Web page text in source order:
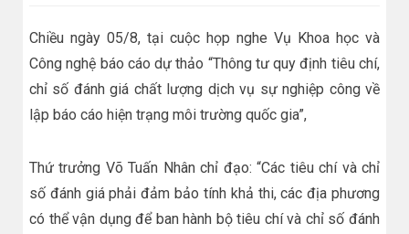
Chiều ngày 05/8, tại cuộc họp nghe Vụ Khoa học và
Công nghệ báo cáo dự thảo “Thông tư quy định tiêu chí,
chỉ số đánh giá chất lượng dịch vụ sự nghiệp công về
lập báo cáo hiện trạng môi trường quốc gia”,
Thứ trưởng Võ Tuấn Nhân chỉ đạo: “Các tiêu chí và chỉ
số đánh giá phải đảm bảo tính khả thi, các địa phương
có thể vận dụng để ban hành bộ tiêu chí và chỉ số đánh